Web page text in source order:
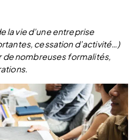
la vie d’une entreprise
cessation d’activité…)
de nombreuses formalités,